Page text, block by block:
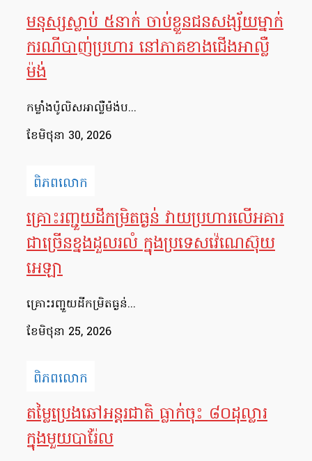
មនុស្សស្លាប់ ៥នាក់ ចាប់ខ្លួនជនសង្ស័យម្នាក់
ករណីបាញ់ប្រហារ នៅភាគខាងជើងអាល្លឺ
ម៉ង់
កម្លាំងប៉ូលិសអាល្លឺម៉ង់ប...
ខែ​មិថុនា 30, 2026
ពិភពលោក
គ្រោះរញ្ជួយដីកម្រិតធ្ងន់ វាយប្រហារលើអគារ
ជាច្រើនខ្នងដួលរលំ ក្នុងប្រទេសវ៉េណេស៊ុយ
អេឡា
គ្រោះរញ្ជួយដីកម្រិតធ្ងន់...
ខែ​មិថុនា 25, 2026
ពិភពលោក
តម្លៃប្រេងឆៅអន្តរជាតិ ធ្លាក់ចុះ ៨០ដុល្លារ
ក្នុងមួយបារ៉ែល